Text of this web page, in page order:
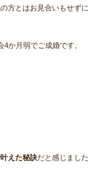
方とはお見合いもせずに
か月弱でご成婚です。
えた秘訣だと感じました